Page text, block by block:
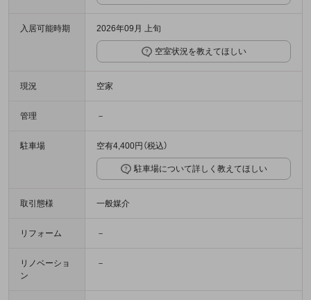
入居可能時期 2026年09月 上旬
空室状況を教えてほしい
現況 空家
管理 －
駐車場 空有4,400円（税込）
駐車場について詳しく教えてほしい
取引態様 一般媒介
リフォーム －
リノベーショ
ン
－